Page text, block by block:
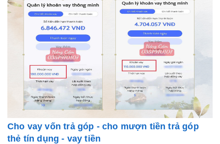
Cho vay vốn trả góp - cho mượn tiền trả góp
thẻ tín dụng - vay tiền